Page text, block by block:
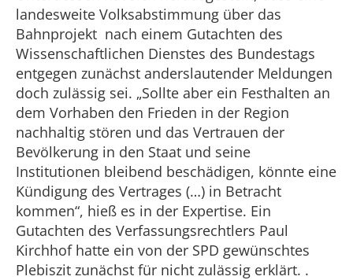
landesweite Volksabstimmung über das
Bahnprojekt nach einem Gutachten des
Wissenschaftlichen Dienstes des Bundestags
entgegen zunächst anderslautender Meldungen
doch zulässig sei. „Sollte aber ein Festhalten an
dem Vorhaben den Frieden in der Region
nachhaltig stören und das Vertrauen der
Bevölkerung in den Staat und seine
Institutionen bleibend beschädigen, könnte eine
Kündigung des Vertrages (…) in Betracht
kommen“, hieß es in der Expertise. Ein
Gutachten des Verfassungsrechtlers Paul
Kirchhof hatte ein von der SPD gewünschtes
Plebiszit zunächst für nicht zulässig erklärt. .